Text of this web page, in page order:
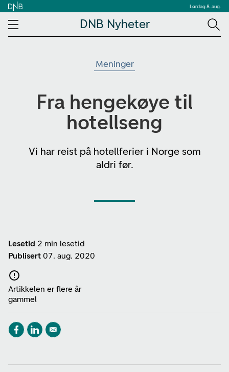
Lørdag 8. aug.
DNB Nyheter
Meninger
Fra hengekøye til
hotellseng
Vi har reist på hotellferier i Norge som
aldri før.
Lesetid 2 min lesetid
Publisert 07. aug. 2020
Artikkelen er flere år
gammel